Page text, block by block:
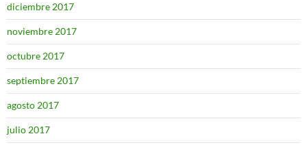
diciembre 2017
noviembre 2017
octubre 2017
septiembre 2017
agosto 2017
julio 2017